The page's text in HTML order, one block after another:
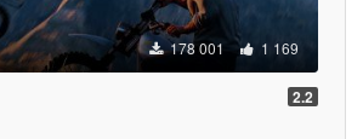
178 001 1 169
2.2